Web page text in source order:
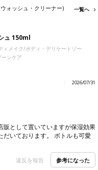
ォッシュ・クリーナー) 一覧へ
ュ 150ml
ィメイク/ボディ・デリケートゾー
ーンケア
2026/07/31
販として置いていますが保湿効果
だいております。 ボトルも可愛
違反を報告 参考になった